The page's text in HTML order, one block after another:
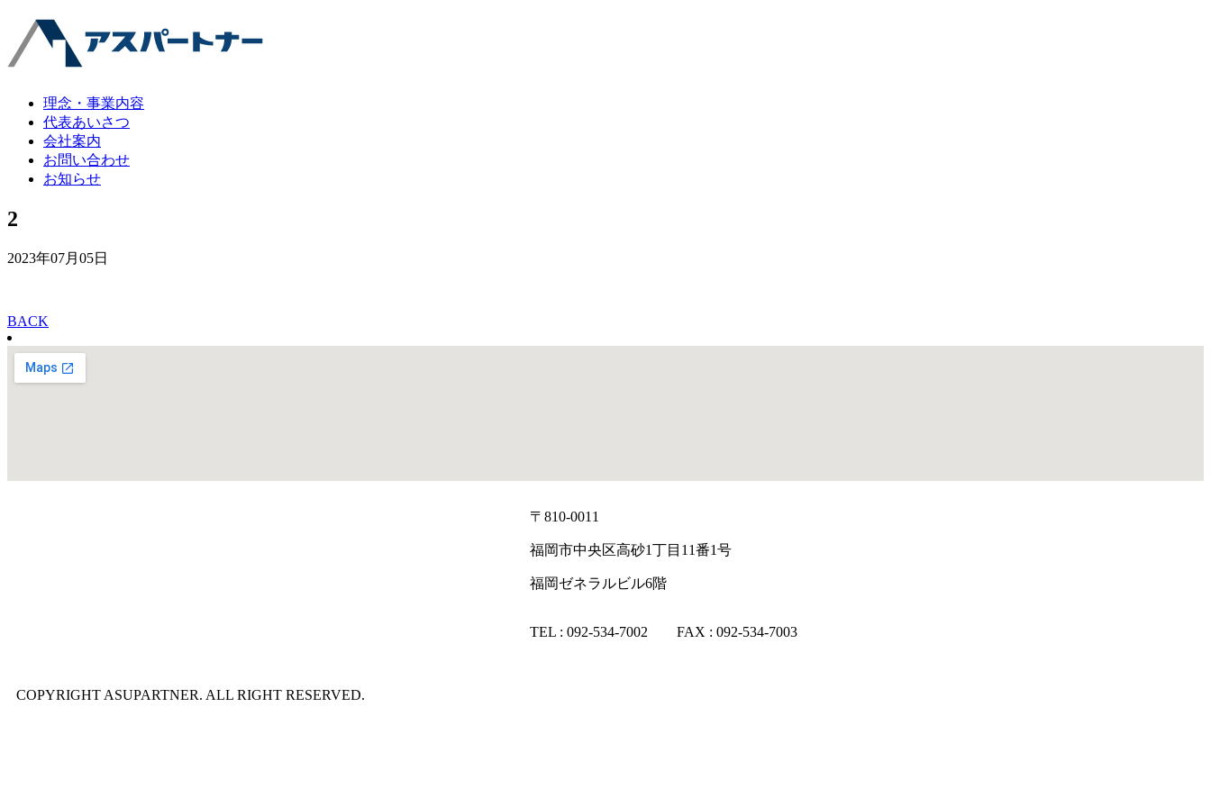
理念・事業内容
代表あいさつ
会社案内
お問い合わせ
お知らせ
2
2023年07月05日
BACK
〒810-0011
福岡市中央区高砂1丁目11番1号
福岡ゼネラルビル6階
TEL : 092-534-7002 FAX : 092-534-7003
COPYRIGHT ASUPARTNER. ALL RIGHT RESERVED.